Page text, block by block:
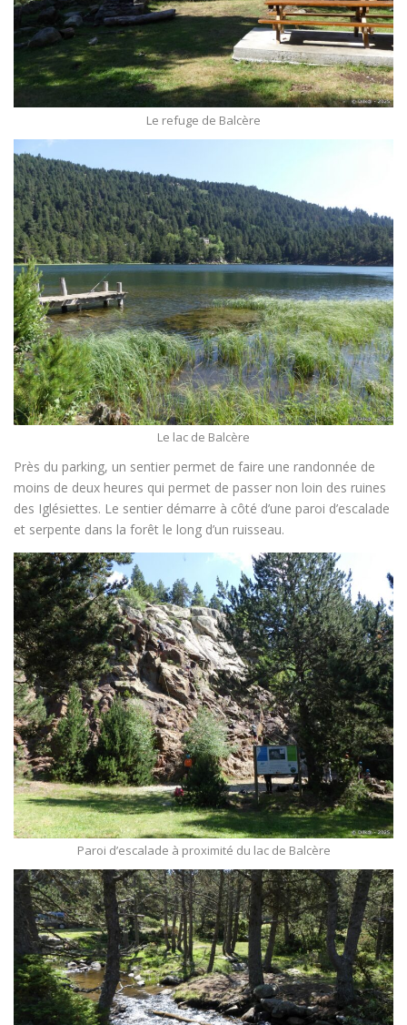
Le refuge de Balcère
Le lac de Balcère
Près du parking, un sentier permet de faire une randonnée de
moins de deux heures qui permet de passer non loin des ruines
des Iglésiettes. Le sentier démarre à côté d’une paroi d’escalade
et serpente dans la forêt le long d’un ruisseau.
Paroi d’escalade à proximité du lac de Balcère